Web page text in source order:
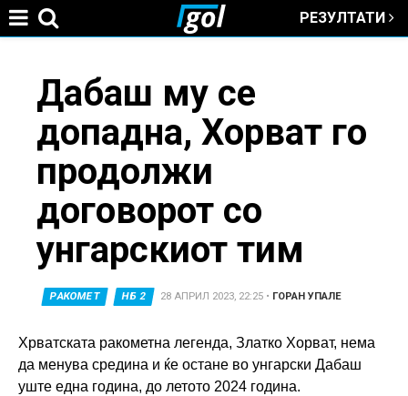
РЕЗУЛТАТИ
here
Дабаш му се
допадна, Хорват го
продолжи
договорот со
унгарскиот тим
РАКОМЕТ НБ 2 28 АПРИЛ 2023, 22:25 • ГОРАН УПАЛЕ
Хрватската ракометна легенда, Златко Хорват, нема
да менува средина и ќе остане во унгарски Дабаш
уште една година, до летото 2024 година.